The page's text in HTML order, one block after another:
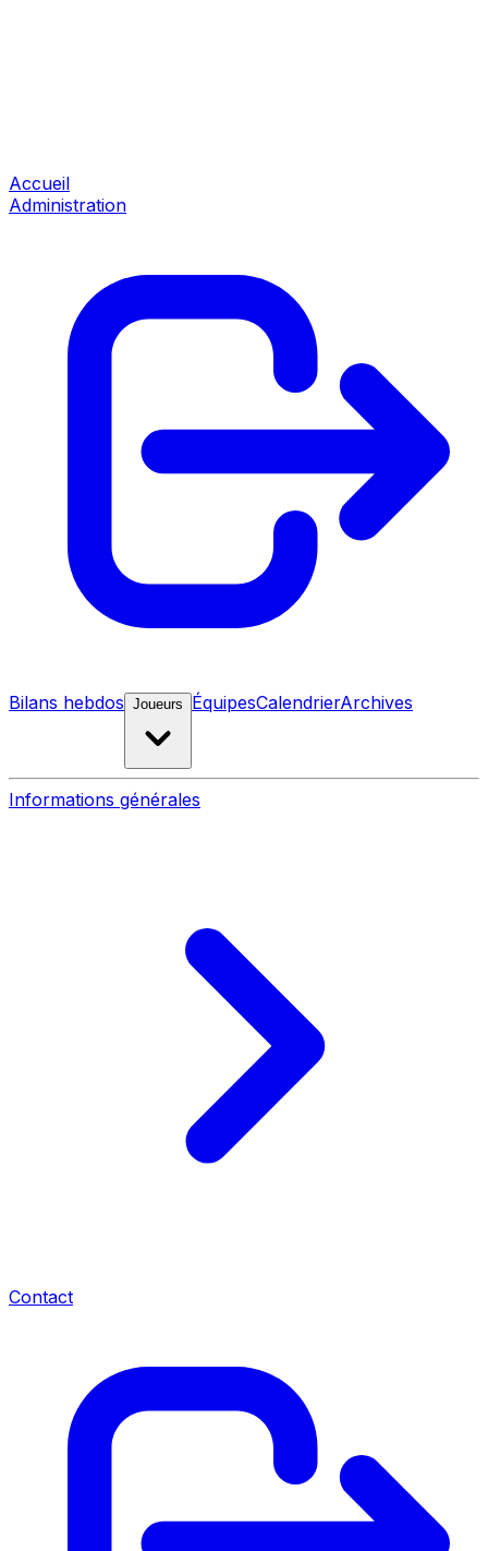
Accueil
Administration
Bilans hebdos Joueurs ÉquipesCalendrierArchives
Informations générales
Contact